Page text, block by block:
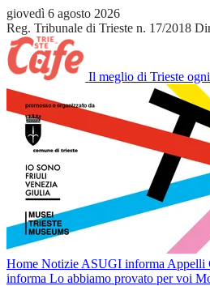
giovedì 6 agosto 2026
Reg. Tribunale di Trieste n. 17/2018
Il meglio di Trieste
Home Notizie ASUGI informa Appelli
informa Lo abbiamo provato per voi